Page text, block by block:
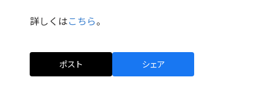
詳しくはこちら。
ポスト シェア